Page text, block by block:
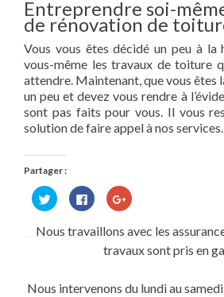
Entreprendre soi-
de rénovation de
Vous vous êtes décidé un peu à la
vous-même les travaux de toiture
attendre. Maintenant, que vous êtes
un peu et devez vous rendre à
sont pas faits pour vous. Il vous
solution de faire appel à nos services.
Partager :
Cliquez
pour
partager
Twitter(ouvre
Cliquez
pour
partager
sur
Facebook(ouvre
dans
une
Cliquez
pour
Google+
dans
fenêtre)
Nous travaillons avec les
travaux sont pris en
Nous intervenons du lundi au